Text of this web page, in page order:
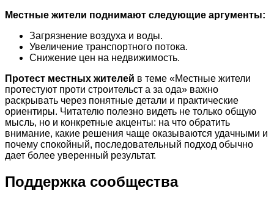
Местные жители поднимают следующие аргументы:
Загрязнение воздуха и воды.
Увеличение транспортного потока.
Снижение цен на недвижимость.
Протест местных жителей в теме «Местные жители
протестуют проти строительст а за ода» важно
раскрывать через понятные детали и практические
ориентиры. Читателю полезно видеть не только общую
мысль, но и конкретные акценты: на что обратить
внимание, какие решения чаще оказываются удачными и
почему спокойный, последовательный подход обычно
дает более уверенный результат.
Поддержка сообщества